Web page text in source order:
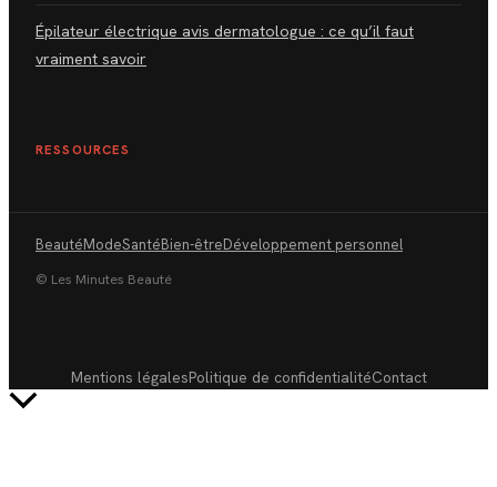
Épilateur électrique avis dermatologue : ce qu’il faut
vraiment savoir
RESSOURCES
BeautéModeSantéBien-êtreDéveloppement personnel
© Les Minutes Beauté
Mentions légalesPolitique de confidentialitéContact